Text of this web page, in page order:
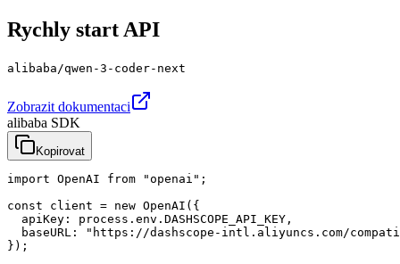
Rychly start API
alibaba/qwen-3-coder-next
Zobrazit dokumentaci
alibaba SDK
Kopirovat
import OpenAI from "openai";
const client = new OpenAI({
  apiKey: process.env.DASHSCOPE_API_KEY,
baseURL: "https://dashscope-intl.aliyuncs.com/
});